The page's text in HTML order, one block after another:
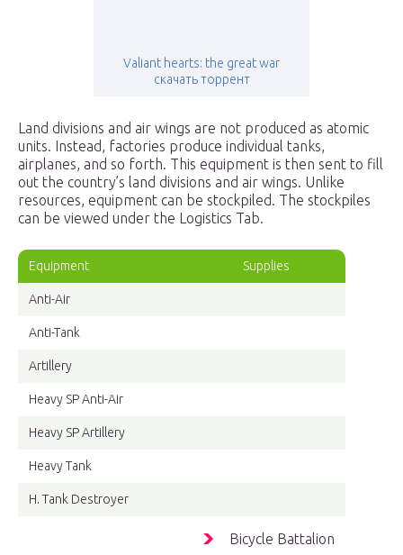
Valiant hearts: the great war
скачать торрент
Land divisions and air wings are not produced as atomic
units. Instead, factories produce individual tanks,
airplanes, and so forth. This equipment is then sent to fill
out the country’s land divisions and air wings. Unlike
resources, equipment can be stockpiled. The stockpiles
can be viewed under the Logistics Tab.
Equipment Supplies
Anti-Air
Anti-Tank
Artillery
Heavy SP Anti-Air
Heavy SP Artillery
Heavy Tank
H. Tank Destroyer
Bicycle Battalion